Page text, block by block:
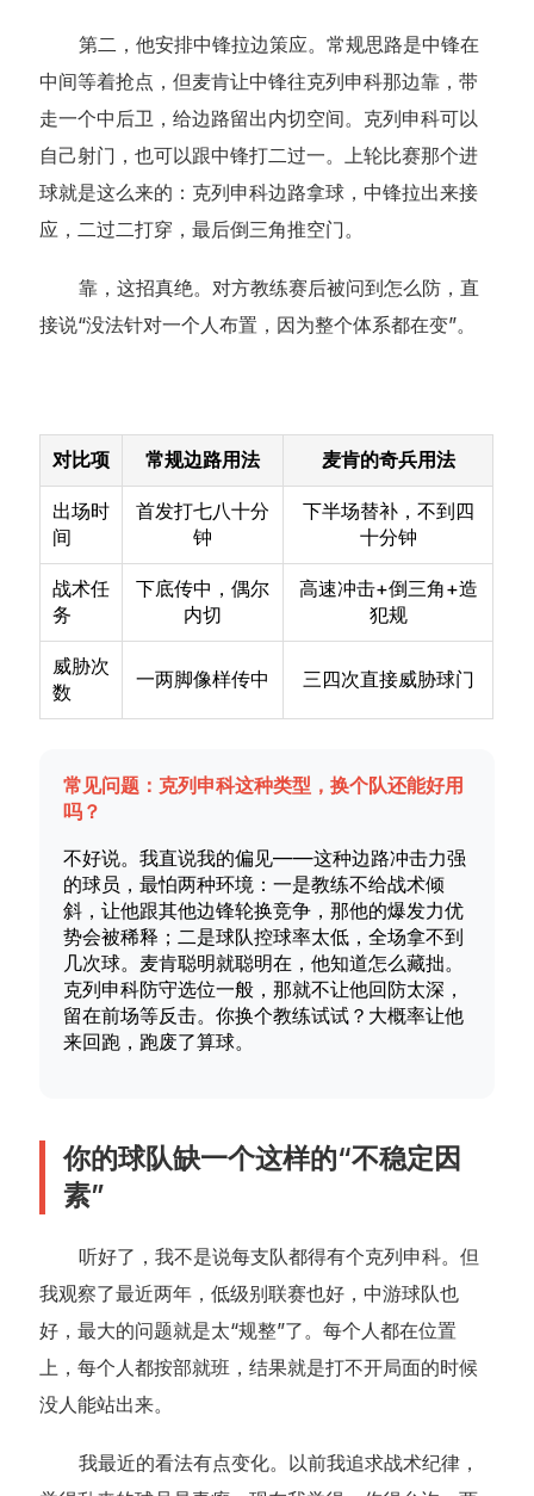
第二，他安排中锋拉边策应。常规思路是中锋在
中间等着抢点，但麦肯让中锋往克列申科那边靠，带
走一个中后卫，给边路留出内切空间。克列申科可以
自己射门，也可以跟中锋打二过一。上轮比赛那个进
球就是这么来的：克列申科边路拿球，中锋拉出来接
应，二过二打穿，最后倒三角推空门。
靠，这招真绝。对方教练赛后被问到怎么防，直
接说“没法针对一个人布置，因为整个体系都在变”。
对比项 常规边路用法 麦肯的奇兵用法
出场时
间
首发打七八十分
钟
下半场替补，不到四
十分钟
战术任
务
下底传中，偶尔
内切
高速冲击+倒三角+造
犯规
威胁次
数
一两脚像样传中 三四次直接威胁球门
常见问题：克列申科这种类型，换个队还能好用
吗？
不好说。我直说我的偏见——这种边路冲击力强
的球员，最怕两种环境：一是教练不给战术倾
斜，让他跟其他边锋轮换竞争，那他的爆发力优
势会被稀释；二是球队控球率太低，全场拿不到
几次球。麦肯聪明就聪明在，他知道怎么藏拙。
克列申科防守选位一般，那就不让他回防太深，
留在前场等反击。你换个教练试试？大概率让他
来回跑，跑废了算球。
你的球队缺一个这样的“不稳定因
素”
听好了，我不是说每支队都得有个克列申科。但
我观察了最近两年，低级别联赛也好，中游球队也
好，最大的问题就是太“规整”了。每个人都在位置
上，每个人都按部就班，结果就是打不开局面的时候
没人能站出来。
我最近的看法有点变化。以前我追求战术纪律，